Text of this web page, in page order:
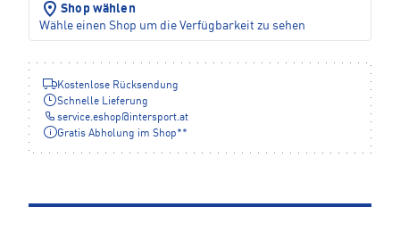
Shop wählen
Wähle einen Shop um die Verfügbarkeit zu sehen
Kostenlose Rücksendung
Schnelle Lieferung
service.eshop@intersport.at
Gratis Abholung im Shop**